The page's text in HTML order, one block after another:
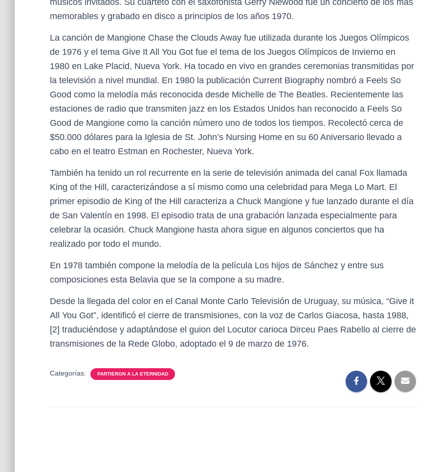
músicos invitados. Su cuarteto con el saxofonista Gerry Niewood fue un concierto de los más
memorables y grabado en disco a principios de los años 1970.
La canción de Mangione Chase the Clouds Away fue utilizada durante los Juegos Olímpicos
de 1976 y el tema Give It All You Got fue el tema de los Juegos Olímpicos de Invierno en
1980 en Lake Placid, Nueva York. Ha tocado en vivo en grandes ceremonias transmitidas por
la televisión a nivel mundial. En 1980 la publicación Current Biography nombró a Feels So
Good como la melodía más reconocida desde Michelle de The Beatles. Recientemente las
estaciones de radio que transmiten jazz en los Estados Unidos han reconocido a Feels So
Good de Mangione como la canción número uno de todos los tiempos. Recolectó cerca de
$50.000 dólares para la Iglesia de St. John’s Nursing Home en su 60 Aniversario llevado a
cabo en el teatro Estman en Rochester, Nueva York.
También ha tenido un rol recurrente en la serie de televisión animada del canal Fox llamada
King of the Hill, caracterizándose a sí mismo como una celebridad para Mega Lo Mart. El
primer episodio de King of the Hill caracteriza a Chuck Mangione y fue lanzado durante el día
de San Valentín en 1998. El episodio trata de una grabación lanzada especialmente para
celebrar la ocasión. Chuck Mangione hasta ahora sigue en algunos conciertos que ha
realizado por todo el mundo.
En 1978 también compone la melodía de la película Los hijos de Sánchez y entre sus
composiciones esta Belavia que se la compone a su madre.
Desde la llegada del color en el Canal Monte Carlo Televisión de Uruguay, su música, “Give it
All You Got”, identificó el cierre de transmisiones, con la voz de Carlos Giacosa, hasta 1988,
[2]​ traduciéndose y adaptándose el guion del Locutor carioca Dirceu Paes Rabello al cierre de
transmisiones de la Rede Globo, adoptado el 9 de marzo de 1976.
Categorías: PARTIERON A LA ETERNIDAD